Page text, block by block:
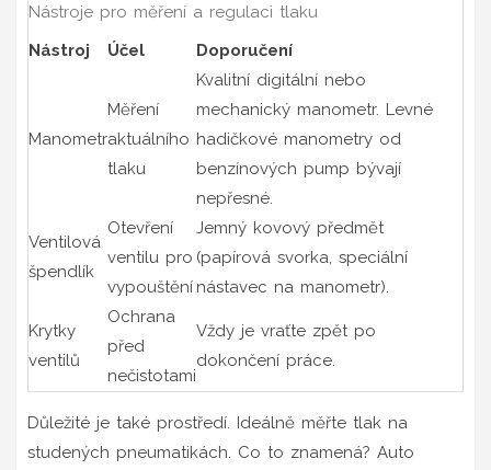
Nástroje pro měření a regulaci tlaku
Nástroj
Účel Doporučení
Manometr
Měření
aktuálního
tlaku
Kvalitní digitální nebo
mechanický manometr. Levné
hadičkové manometry od
benzínových pump bývají
nepřesné.
Ventilová
špendlík
Otevření
ventilu pro
vypouštění
Jemný kovový předmět
(papírová svorka, speciální
nástavec na manometr).
Krytky
ventilů
Ochrana
před
nečistotami
Vždy je vraťte zpět po
dokončení práce.
Důležité je také prostředí. Ideálně měřte tlak na
studených pneumatikách. Co to znamená? Auto